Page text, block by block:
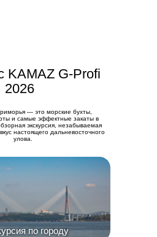
KAMAZ G-Profi
2026
— это морские бухты,
и самые эффектные закаты в
экскурсия, незабываемая
настоящего дальневосточного
улова.
по городу